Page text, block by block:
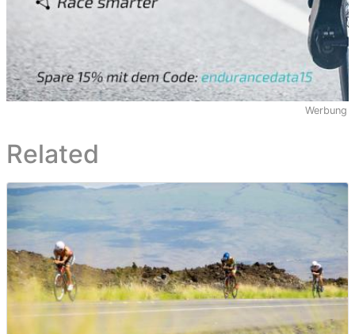
Werbung
Related